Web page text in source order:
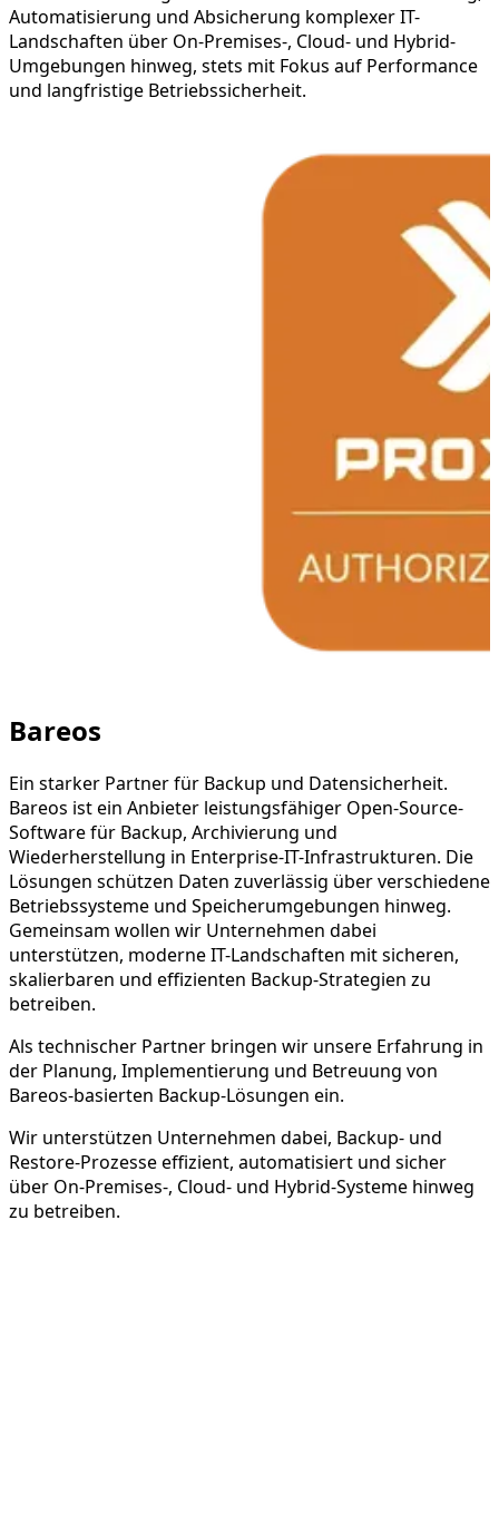
Automatisierung und Absicherung komplexer IT-
Landschaften über On-Premises-, Cloud- und Hybrid-
Umgebungen hinweg, stets mit Fokus auf Performance
und langfristige Betriebssicherheit.
Bareos
Ein starker Partner für Backup und Datensicherheit.
Bareos ist ein Anbieter leistungsfähiger Open-Source-
Software für Backup, Archivierung und
Wiederherstellung in Enterprise-IT-Infrastrukturen. Die
Lösungen schützen Daten zuverlässig über verschiedene
Betriebssysteme und Speicherumgebungen hinweg.
Gemeinsam wollen wir Unternehmen dabei
unterstützen, moderne IT-Landschaften mit sicheren,
skalierbaren und effizienten Backup-Strategien zu
betreiben.
Als technischer Partner bringen wir unsere Erfahrung in
der Planung, Implementierung und Betreuung von
Bareos-basierten Backup-Lösungen ein.
Wir unterstützen Unternehmen dabei, Backup- und
Restore-Prozesse effizient, automatisiert und sicher
über On-Premises-, Cloud- und Hybrid-Systeme hinweg
zu betreiben.